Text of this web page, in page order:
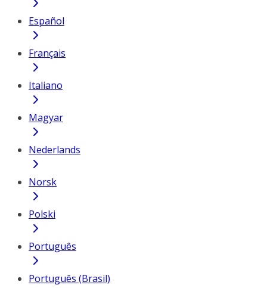
Español
Français
Italiano
Magyar
Nederlands
Norsk
Polski
Português
Português (Brasil)